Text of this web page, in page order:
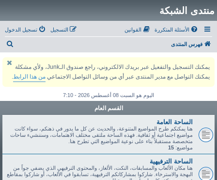
منتدى الشبكة
الأسئلة المتكررة القوانين تسجيل الدخول التسجيل
فهرس المنتدى
يمكنك التسجيل والتفعيل عبر بريدك الالكتروني، راجع صندوق الـJunk، ولأي مشكلة
يمكنك التواصل مع مدير المنتدى عبر أي من وسائل التواصل الاجتماعي من هذا الرابط.
اليوم هو السبت 08 أغسطس 2026 - 7:10
القسم العام
الساحة العامة
هنا يمكنكم طرح المواضيع المتنوعة، والحديث عن كل ما يدور في ذهنكم، سواء كانت
مواضيع اجتماعية أو ثقافية. فهذه الساحة ملتقى مختلف الاهتمامات، وسننشيء ساحات
متخصصة مستقبلاً بناء على نوعية المواضيع التي تطرح هنا.
مواضيع: 15
الساحة الترفيهية
هنا مكان الألعاب والمسابقات، النكت، الألغاز، والمحتوى الترفيهي الذي يضفي جواً من
البهجة والاسترخاء. شاركوا بمشاركاتكم الترفيهية، تسابقوا في الألعاب، أو شاركوا بمقاطع